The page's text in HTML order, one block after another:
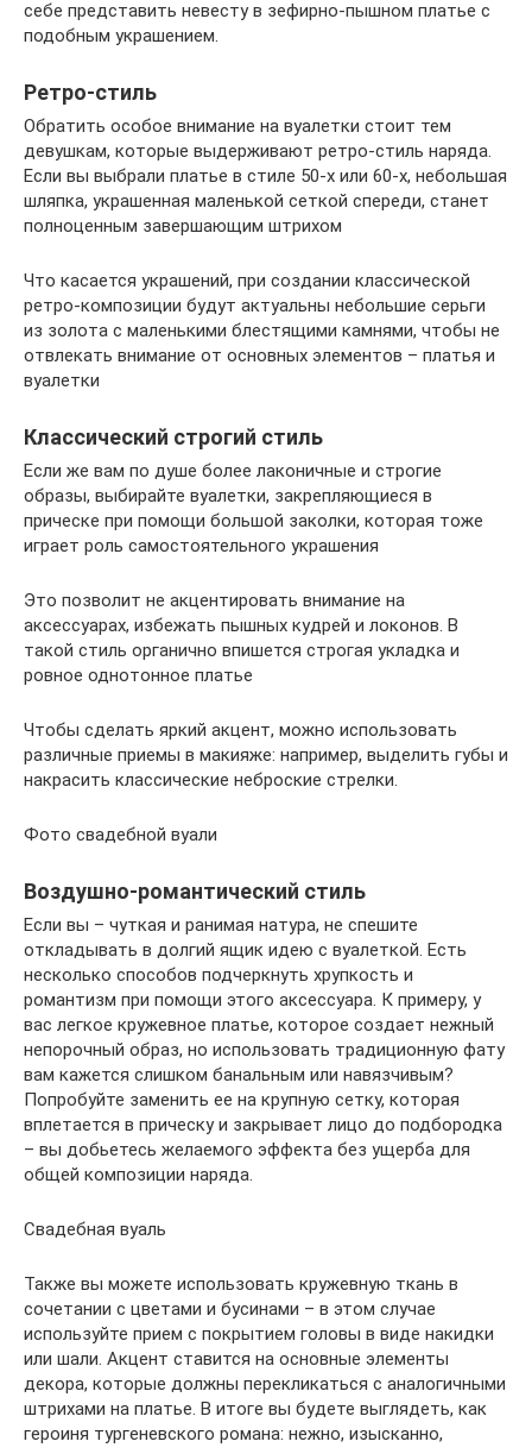
себе представить невесту в зефирно-пышном платье с
подобным украшением.
Ретро-стиль
Обратить особое внимание на вуалетки стоит тем
девушкам, которые выдерживают ретро-стиль наряда.
Если вы выбрали платье в стиле 50-х или 60-х, небольшая
шляпка, украшенная маленькой сеткой спереди, станет
полноценным завершающим штрихом
Что касается украшений, при создании классической
ретро-композиции будут актуальны небольшие серьги
из золота с маленькими блестящими камнями, чтобы не
отвлекать внимание от основных элементов – платья и
вуалетки
Классический строгий стиль
Если же вам по душе более лаконичные и строгие
образы, выбирайте вуалетки, закрепляющиеся в
прическе при помощи большой заколки, которая тоже
играет роль самостоятельного украшения
Это позволит не акцентировать внимание на
аксессуарах, избежать пышных кудрей и локонов. В
такой стиль органично впишется строгая укладка и
ровное однотонное платье
Чтобы сделать яркий акцент, можно использовать
различные приемы в макияже: например, выделить губы и
накрасить классические неброские стрелки.
Фото свадебной вуали
Воздушно-романтический стиль
Если вы – чуткая и ранимая натура, не спешите
откладывать в долгий ящик идею с вуалеткой. Есть
несколько способов подчеркнуть хрупкость и
романтизм при помощи этого аксессуара. К примеру, у
вас легкое кружевное платье, которое создает нежный
непорочный образ, но использовать традиционную фату
вам кажется слишком банальным или навязчивым?
Попробуйте заменить ее на крупную сетку, которая
вплетается в прическу и закрывает лицо до подбородка
– вы добьетесь желаемого эффекта без ущерба для
общей композиции наряда.
Свадебная вуаль
Также вы можете использовать кружевную ткань в
сочетании с цветами и бусинами – в этом случае
используйте прием с покрытием головы в виде накидки
или шали. Акцент ставится на основные элементы
декора, которые должны перекликаться с аналогичными
штрихами на платье. В итоге вы будете выглядеть, как
героиня тургеневского романа: нежно, изысканно,